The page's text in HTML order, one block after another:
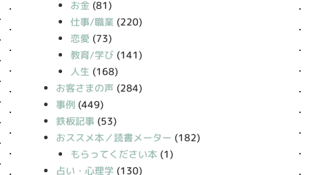
お金(81)
仕事/職業 (220)
恋愛 (73)
教育/学び(141)
人生 (168)
お客さまの声 (284)
事例 (449)
鉄板記事 (53)
おススメ本／読書メーター (182)
もらってください本(1)
占い・心理学 (130)